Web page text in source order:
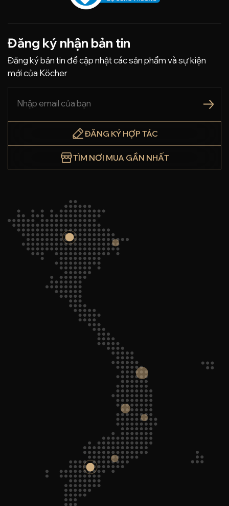
Đăng ký nhận bản tin
Đăng ký bản tin để cập nhật các sản phẩm và sự kiện
mới của Köcher
ĐĂNG KÝ HỢP TÁC
TÌM NƠI MUA GẦN NHẤT